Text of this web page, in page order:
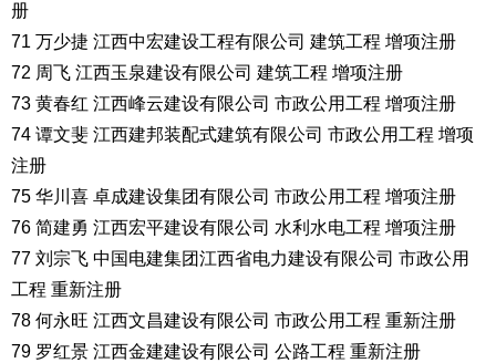
册
71 万少捷 江西中宏建设工程有限公司 建筑工程 增项注册
72 周飞 江西玉泉建设有限公司 建筑工程 增项注册
73 黄春红 江西峰云建设有限公司 市政公用工程 增项注册
74 谭文斐 江西建邦装配式建筑有限公司 市政公用工程 增项
注册
75 华川喜 卓成建设集团有限公司 市政公用工程 增项注册
76 简建勇 江西宏平建设有限公司 水利水电工程 增项注册
77 刘宗飞 中国电建集团江西省电力建设有限公司 市政公用
工程 重新注册
78 何永旺 江西文昌建设有限公司 市政公用工程 重新注册
79 罗红景 江西金建建设有限公司 公路工程 重新注册